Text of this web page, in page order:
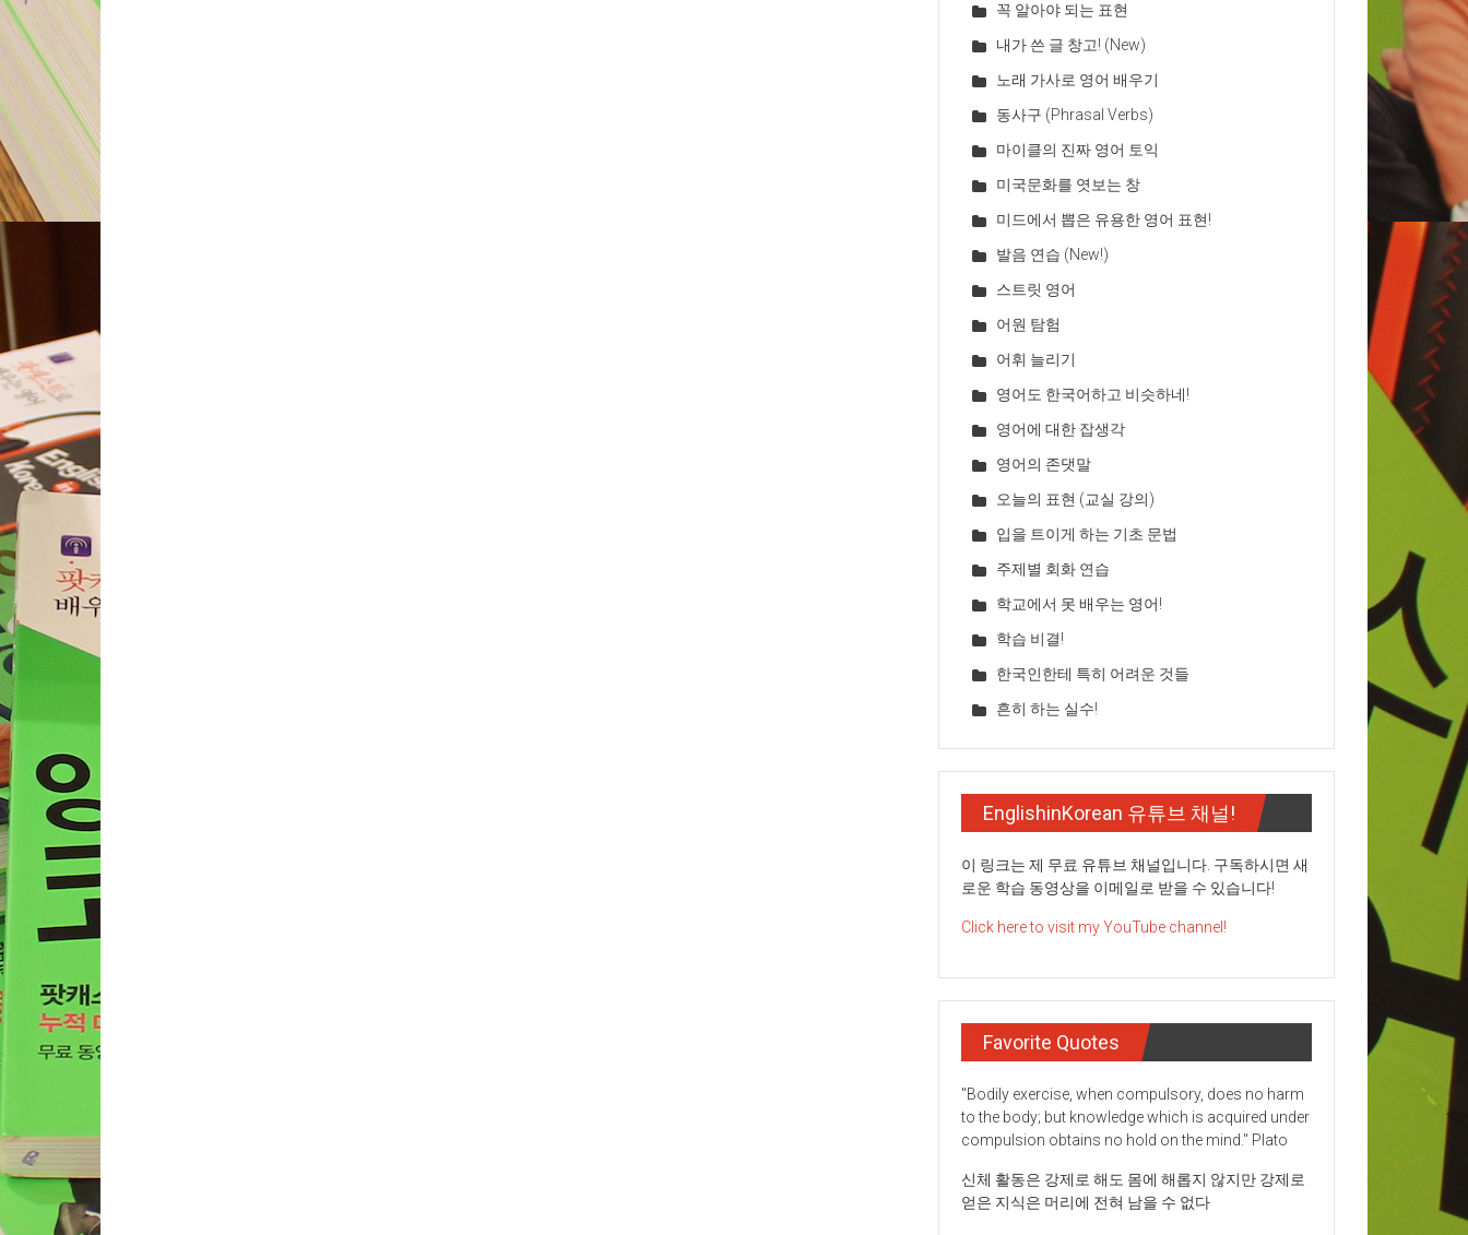
꼭 알아야 되는 표현
내가 쓴 글 창고! (New)
노래 가사로 영어 배우기
동사구 (Phrasal Verbs)
마이클의 진짜 영어 토익
미국문화를 엿보는 창
미드에서 뽑은 유용한 영어 표현!
발음 연습 (New!)
스트릿 영어
어원 탐험
어휘 늘리기
영어도 한국어하고 비슷하네!
영어에 대한 잡생각
영어의 존댓말
오늘의 표현 (교실 강의)
입을 트이게 하는 기초 문법
주제별 회화 연습
학교에서 못 배우는 영어!
학습 비결!
한국인한테 특히 어려운 것들
흔히 하는 실수!
EnglishinKorean 유튜브 채널!
이 링크는 제 무료 유튜브 채널입니다. 구독하시면 새
로운 학습 동영상을 이메일로 받을 수 있습니다!
Click here to visit my YouTube channel!
Favorite Quotes
"Bodily exercise, when compulsory, does no harm
to the body; but knowledge which is acquired under
compulsion obtains no hold on the mind." Plato
신체 활동은 강제로 해도 몸에 해롭지 않지만 강제로
얻은 지식은 머리에 전혀 남을 수 없다